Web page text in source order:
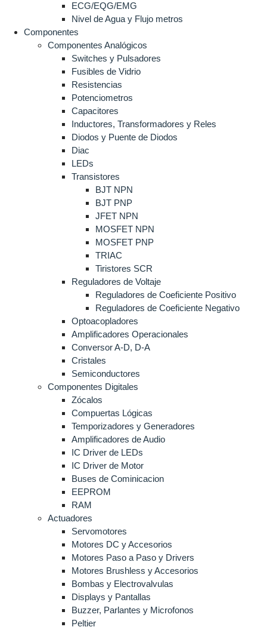
ECG/EQG/EMG
Nivel de Agua y Flujo metros
Componentes
Componentes Analógicos
Switches y Pulsadores
Fusibles de Vidrio
Resistencias
Potenciometros
Capacitores
Inductores, Transformadores y Reles
Diodos y Puente de Diodos
Diac
LEDs
Transistores
BJT NPN
BJT PNP
JFET NPN
MOSFET NPN
MOSFET PNP
TRIAC
Tiristores SCR
Reguladores de Voltaje
Reguladores de Coeficiente Positivo
Reguladores de Coeficiente Negativo
Optoacopladores
Amplificadores Operacionales
Conversor A-D, D-A
Cristales
Semiconductores
Componentes Digitales
Zócalos
Compuertas Lógicas
Temporizadores y Generadores
Amplificadores de Audio
IC Driver de LEDs
IC Driver de Motor
Buses de Cominicacion
EEPROM
RAM
Actuadores
Servomotores
Motores DC y Accesorios
Motores Paso a Paso y Drivers
Motores Brushless y Accesorios
Bombas y Electrovalvulas
Displays y Pantallas
Buzzer, Parlantes y Microfonos
Peltier